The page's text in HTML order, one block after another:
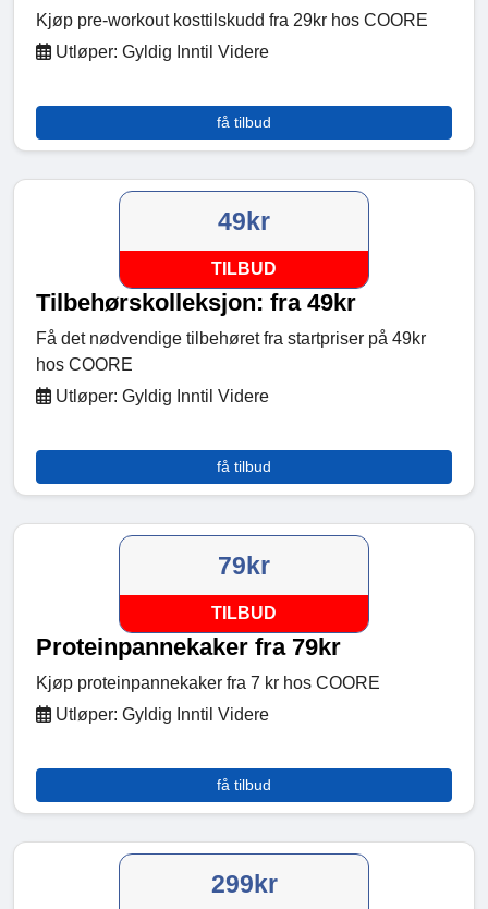
Kjøp pre-workout kosttilskudd fra 29kr hos COORE
Utløper: Gyldig Inntil Videre
få tilbud
49kr
TILBUD
Tilbehørskolleksjon: fra 49kr
Få det nødvendige tilbehøret fra startpriser på 49kr
hos COORE
Utløper: Gyldig Inntil Videre
få tilbud
79kr
TILBUD
Proteinpannekaker fra 79kr
Kjøp proteinpannekaker fra 7 kr hos COORE
Utløper: Gyldig Inntil Videre
få tilbud
299kr